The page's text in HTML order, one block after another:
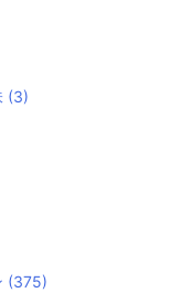
(3)
(375)